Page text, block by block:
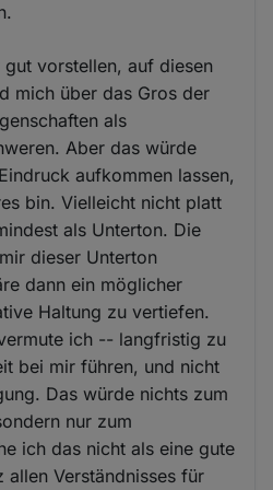
vorstellen, auf diesen
mich über das Gros der
als
Aber das würde
aufkommen lassen,
bin. Vielleicht nicht platt
als Unterton. Die
dieser Unterton
dann ein möglicher
Haltung zu vertiefen.
ich -- langfristig zu
bei mir führen, und nicht
Das würde nichts zum
nur zum
ich das nicht als eine gute
allen Verständnisses für